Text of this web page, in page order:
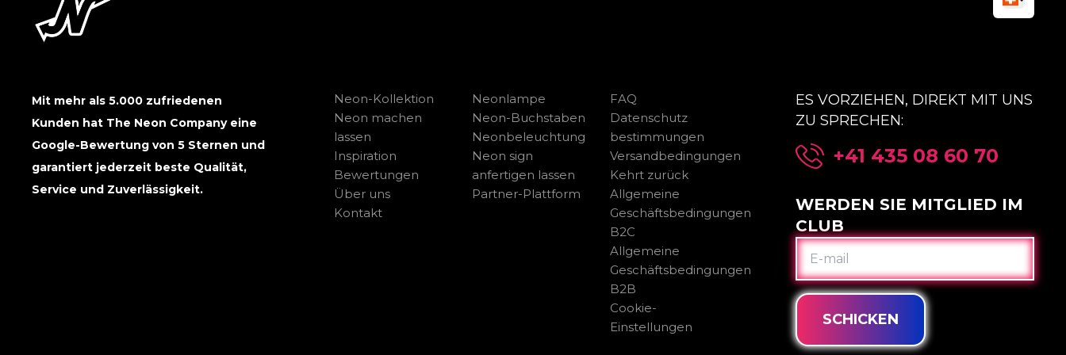
Mit mehr als 5.000 zufriedenen
Kunden hat The Neon Company eine
Google-Bewertung von 5 Sternen und
garantiert jederzeit beste Qualität,
Service und Zuverlässigkeit.
Neon-Kollektion
Neon machen
lassen
Inspiration
Bewertungen
Über uns
Kontakt
Neonlampe
Neon-Buchstaben
Neonbeleuchtung
Neon sign
anfertigen lassen
Partner-Plattform
FAQ
Datenschutz
bestimmungen
Versandbedingungen
Kehrt zurück
Allgemeine
Geschäftsbedingungen
B2C
Allgemeine
Geschäftsbedingungen
B2B
Cookie-
Einstellungen
ES VORZIEHEN, DIREKT MIT UNS
ZU SPRECHEN:
+41 435 08 60 70
WERDEN SIE MITGLIED IM
CLUB
E-
MAIL
SCHICKEN